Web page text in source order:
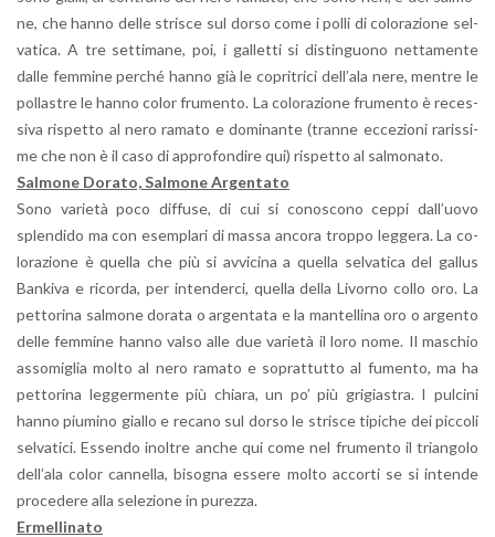
ne, che hanno delle stri­sce sul dorso come i polli di co­lo­ra­zio­ne sel­
va­ti­ca. A tre set­ti­ma­ne, poi, i gal­let­ti si di­stin­guo­no net­ta­men­te
dalle fem­mi­ne per­ché hanno già le co­pri­tri­ci del­l’a­la nere, men­tre le
pol­la­stre le hanno color fru­men­to. La co­lo­ra­zio­ne fru­men­to è re­ces­
si­va ri­spet­to al nero ra­ma­to e do­mi­nan­te (tran­ne ec­ce­zio­ni ra­ris­si­
me che non è il caso di ap­pro­fon­di­re qui) ri­spet­to al sal­mo­na­to.
Sal­mo­ne Do­ra­to, Sal­mo­ne Ar­gen­ta­to
Sono va­rie­tà poco dif­fu­se, di cui si co­no­sco­no ceppi dal­l’uo­vo
splen­di­do ma con esem­pla­ri di massa an­co­ra trop­po leg­ge­ra. La co­
lo­ra­zio­ne è quel­la che più si av­vi­ci­na a quel­la sel­va­ti­ca del gal­lus
Ban­ki­va e ri­cor­da, per in­ten­der­ci, quel­la della Li­vor­no collo oro. La
pet­to­ri­na sal­mo­ne do­ra­ta o ar­gen­ta­ta e la man­tel­li­na oro o ar­gen­to
delle fem­mi­ne hanno valso alle due va­rie­tà il loro nome. Il ma­schio
as­so­mi­glia molto al nero ra­ma­to e so­prat­tut­to al fu­men­to, ma ha
pet­to­ri­na leg­ger­men­te più chia­ra, un po’ più gri­gia­stra. I pul­ci­ni
hanno piu­mi­no gial­lo e re­ca­no sul dorso le stri­sce ti­pi­che dei pic­co­li
sel­va­ti­ci. Es­sen­do inol­tre anche qui come nel fru­men­to il trian­go­lo
del­l’a­la color can­nel­la, bi­so­gna es­se­re molto ac­cor­ti se si in­ten­de
pro­ce­de­re alla se­le­zio­ne in pu­rez­za.
Er­mel­li­na­to